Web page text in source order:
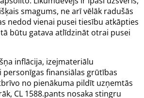
smagums, ne arī vēlāk radušās
nedod vienai pusei tiesību atkāpties
būtu gatava atlīdzināt otrai pusei
inflācija, izejmateriālu
personīgas finansiālas grūtības
no pienākuma pildīt uzņemtās
CL 1588.pants nosaka stingru